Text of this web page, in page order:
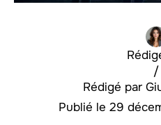
/
29